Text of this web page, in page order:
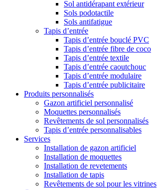
Sol antidérapant extérieur
Sols podotactile
Sols antifatigue
Tapis d’entrée
Tapis d’entrée bouclé PVC
Tapis d’entrée fibre de coco
Tapis d’entrée textile
Tapis d’entrée caoutchouc
Tapis d’entrée modulaire
Tapis d’entrée publicitaire
Produits personnalisés
Gazon artificiel personnalisé
Moquettes personnalisés
Revêtements de sol personnalisés
Tapis d’entrée personnalisables
Services
Installation de gazon artificiel
Installation de moquettes
Installation de revetements
Installation de tapis
Revêtements de sol pour les vitrines